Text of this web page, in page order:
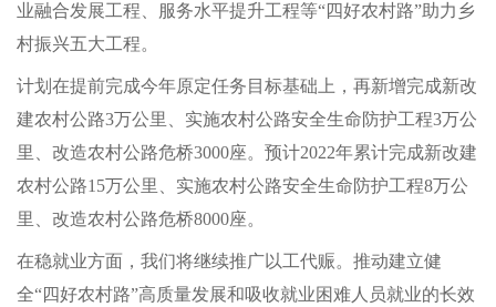
业融合发展工程、服务水平提升工程等“四好农村路”助力乡
村振兴五大工程。
计划在提前完成今年原定任务目标基础上，再新增完成新改
建农村公路3万公里、实施农村公路安全生命防护工程3万公
里、改造农村公路危桥3000座。预计2022年累计完成新改建
农村公路15万公里、实施农村公路安全生命防护工程8万公
里、改造农村公路危桥8000座。
在稳就业方面，我们将继续推广以工代赈。推动建立健
全“四好农村路”高质量发展和吸收就业困难人员就业的长效